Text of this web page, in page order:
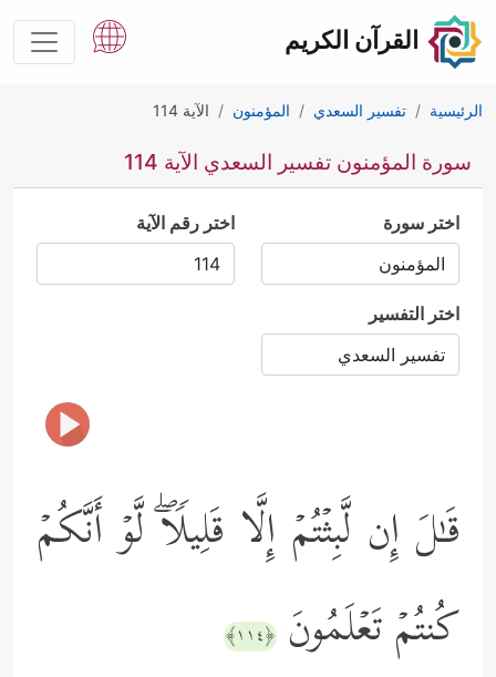
القرآن الكريم
الرئيسية تفسير السعدي المؤمنون الآية 114
سورة المؤمنون تفسير السعدي الآية 114
اختر سورة اختر رقم الآية
اختر التفسير
قَـٰلَ إِن لَّبِثۡتُمۡ إِلَّا قَلِیلࣰاۖ لَّوۡ أَنَّكُمۡ
كُنتُمۡ تَعۡلَمُونَ ﴿١١٤﴾